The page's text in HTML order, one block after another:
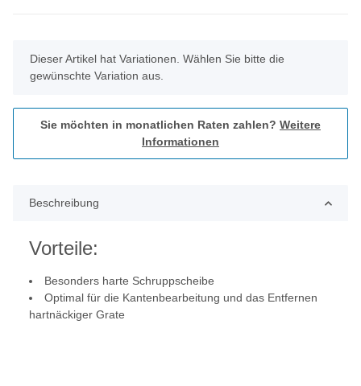
x
Dieser Artikel hat Variationen. Wählen Sie bitte die
gewünschte Variation aus.
Sie möchten in monatlichen Raten zahlen? Weitere
Informationen
Beschreibung
Vorteile:
Besonders harte Schruppscheibe
Optimal für die Kantenbearbeitung und das Entfernen
hartnäckiger Grate